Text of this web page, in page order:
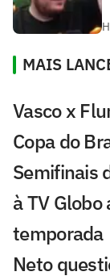
MAIS
Vasco x
Copa do
Semifinais
à TV
temporada
Neto